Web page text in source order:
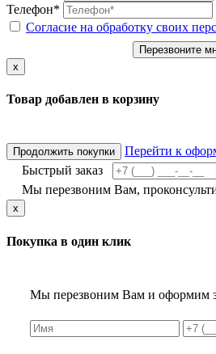
Телефон*
Согласие на обработку своих
Перезвоните
x
Товар добавлен в корзину
Продолжить покупки
Перейти к
Быстрый заказ
Мы перезвоним Вам,
x
Покупка в один клик
Мы перезвоним Вам и оформим